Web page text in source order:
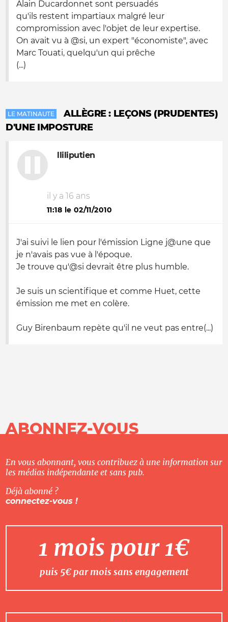
Alain Ducardonnet sont persuadés
qu'ils restent impartiaux malgré leur
compromission avec l'objet de leur expertise.
On avait vu à @si, un expert "économiste", avec
Marc Touati, quelqu'un qui prêche
(...)
LE MATINAUTE
ALLÈGRE : LEÇONS (PRUDENTES)
D'UNE IMPOSTURE
lliliputien
il y a 16 ans
11:18 le 02/11/2010
J'ai suivi le lien pour l'émission Ligne j@une que
je n'avais pas vue à l'époque.
Je trouve qu'@si devrait être plus humble.
Je suis un scientifique et comme Huet, cette
émission me met en colère.
Guy Birenbaum repète qu'il ne veut pas entre(...)
ABONNEZ-VOUS
En vous abonnant, vous contribuez à une information sur
les médias indépendante et sans pub.
Déjà abonné ?
connectez-vous !
1 mois pour 1€
puis 5€ par mois sans engagement